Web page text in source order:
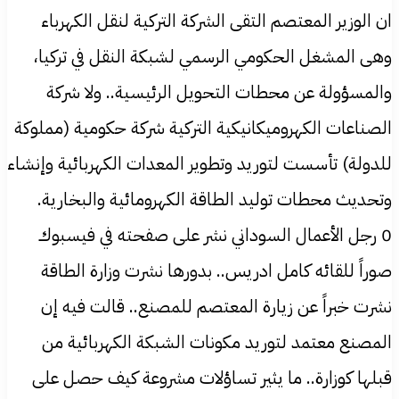
ان الوزير المعتصم التقى الشركة التركية لنقل الكهرباء
وهى المشغل الحكومي الرسمي لشبكة النقل في تركيا،
والمسؤولة عن محطات التحويل الرئيسية.. ولا شركة
الصناعات الكهروميكانيكية التركية شركة حكومية (مملوكة
للدولة) تأسست لتوريد وتطوير المعدات الكهربائية وإنشاء
وتحديث محطات توليد الطاقة الكهرومائية والبخارية.
0 رجل الأعمال السوداني نشر على صفحته في فيسبوك
صوراً للقائه كامل ادريس.. بدورها نشرت وزارة الطاقة
نشرت خبراً عن زيارة المعتصم للمصنع.. قالت فيه إن
المصنع معتمد لتوريد مكونات الشبكة الكهربائية من
قبلها كوزارة.. ما يثير تساؤلات مشروعة كيف حصل على